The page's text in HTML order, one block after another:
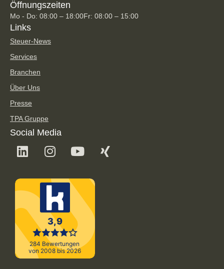
Öffnungszeiten
Mo - Do: 08:00 – 18:00Fr: 08:00 – 15:00
Links
Steuer-News
Services
Branchen
Über Uns
Presse
TPA Gruppe
Social Media